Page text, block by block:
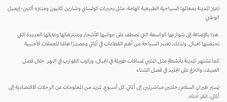
تتميّز المدينة بمعالمها السياحية الطبيعية الهامة، مثل بحيرات كولساي وشارين كانيون ومنتزه ألتين-إيميل
الوطني
هذا بالإضافة إلى شوارعها الواسعة التي تصطف على جوانبها الأشجار ومنتزهاتها وغاباتها العديدة التي
تحتضنها الجبال. ولذلك، تعتبر السياحة من أهم القطاعات في ألماتي ومصدرًا هامًا للعملات الأجنبية
كما تشتهر المدينة بأنشطةٍ مثل المشي لمسافات طويلة في الجبال، وركوب القوارب في النهر خلال فصل
الصيف، والتزلج على الجليد في فصل الشتاء
يُسيّر طيران السلام رحلتين مباشرتين إلى ألماتي كل أسبوع. لمزيد من المعلومات عن الرحلات الاقتصادية إلى
ألماتي، انقر أدناه.